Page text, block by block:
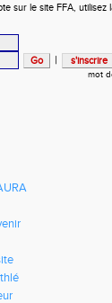
sur le site FFA, utilisez
|
mot